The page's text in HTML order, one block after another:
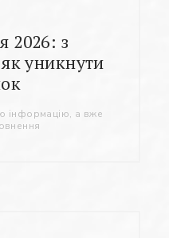
2026: з
уникнути
інформацію, а вже